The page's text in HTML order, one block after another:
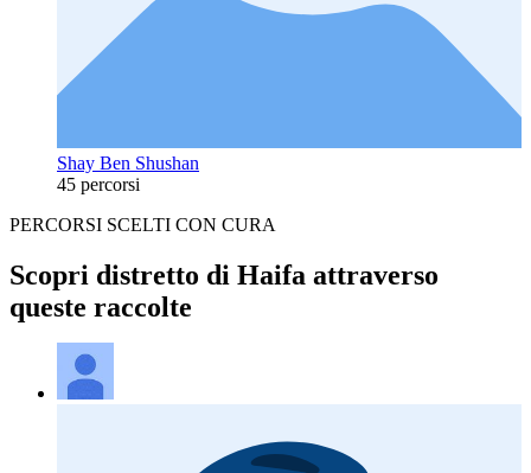
Shay Ben Shushan
45 percorsi
PERCORSI SCELTI CON CURA
Scopri distretto di Haifa attraverso
queste raccolte